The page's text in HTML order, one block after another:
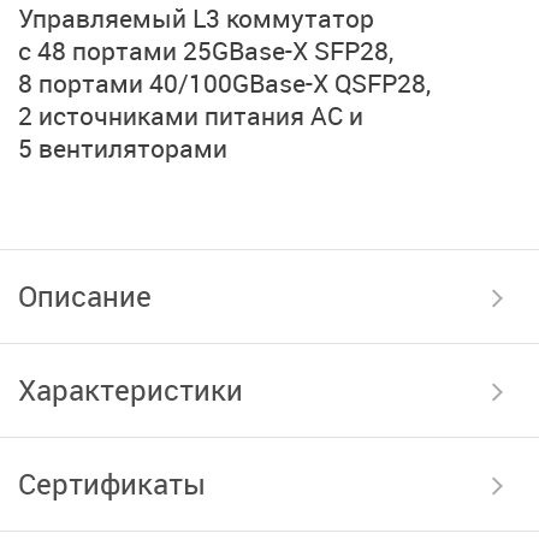
Управляемый L3 коммутатор
с 48 портами 25GBase-X SFP28,
8 портами 40/100GBase-X QSFP28,
2 источниками питания AC и
5 вентиляторами
Описание
Характеристики
Сертификаты